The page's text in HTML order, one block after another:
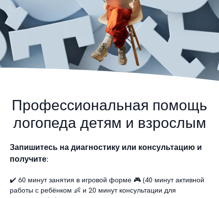
Профессиональная помощь
логопеда детям и взрослым
Запишитесь на диагностику или консультацию и
получите:
✔️ 60 минут занятия в игровой форме 🎮 (40 минут активной
работы с ребёнком 👶 и 20 минут консультации для